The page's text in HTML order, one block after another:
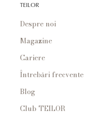
TEILOR
Despre noi
Magazine
Cariere
Întrebări frecvente
Blog
Club TEILOR